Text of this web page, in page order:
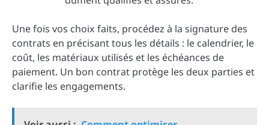
Une fois vos choix faits, procédez à la signature des
contrats en précisant tous les détails : le calendrier, le
coût, les matériaux utilisés et les échéances de
paiement. Un bon contrat protège les deux parties et
clarifie les engagements.